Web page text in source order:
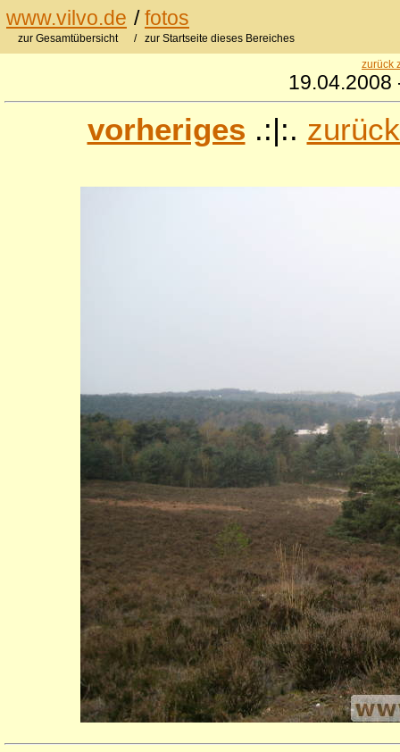
www.vilvo.de /fotos
zur Gesamtübersicht / zur Startseite dieses Bereiches
zurück
19.04.2008
vorheriges .:|:.